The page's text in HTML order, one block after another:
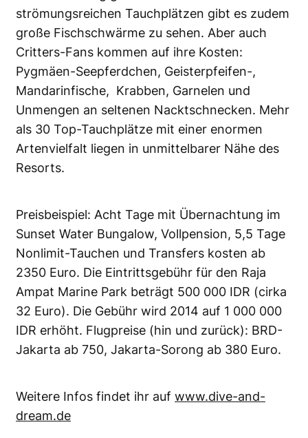
strömungsreichen Tauchplätzen gibt es zudem
große Fischschwärme zu sehen. Aber auch
Critters-Fans kommen auf ihre Kosten:
Pygmäen-Seepferdchen, Geisterpfeifen-,
Mandarinfische, Krabben, Garnelen und
Unmengen an seltenen Nacktschnecken. Mehr
als 30 Top-Tauchplätze mit einer enormen
Artenvielfalt liegen in unmittelbarer Nähe des
Resorts.
Preisbeispiel: Acht Tage mit Übernachtung im
Sunset Water Bungalow, Vollpension, 5,5 Tage
Nonlimit-Tauchen und Transfers kosten ab
2350 Euro. Die Eintrittsgebühr für den Raja
Ampat Marine Park beträgt 500 000 IDR (cirka
32 Euro). Die Gebühr wird 2014 auf 1 000 000
IDR erhöht. Flugpreise (hin und zurück): BRD-
Jakarta ab 750, Jakarta-Sorong ab 380 Euro.
Weitere Infos findet ihr auf www.dive-and-
dream.de